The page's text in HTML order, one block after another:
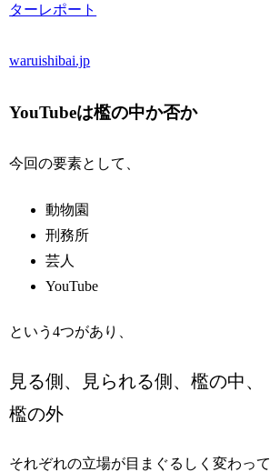
ターレポート
waruishibai.jp
YouTubeは檻の中か否か
今回の要素として、
動物園
刑務所
芸人
YouTube
という4つがあり、
見る側、見られる側、檻の中、
檻の外
それぞれの立場が目まぐるしく変わって